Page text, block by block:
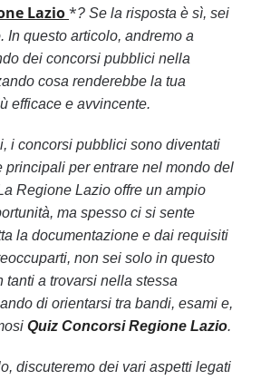
Lazio*? Se la risposta è sì, sei
In questo articolo, andremo a
dei concorsi pubblici nella
cosa renderebbe la tua
efficace e avvincente.
i concorsi pubblici sono diventati
principali per entrare nel mondo del
Regione Lazio offre un ampio
ma spesso ci si sente
la documentazione e dai requisiti
non sei solo in questo
tanti a trovarsi nella stessa
di orientarsi tra bandi, esami e,
Quiz Concorsi Regione Lazio.
discuteremo dei vari aspetti legati